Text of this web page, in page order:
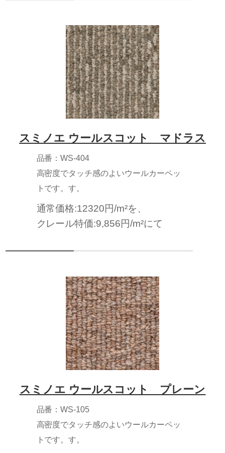
スミノエ ウールスコット マドラス
品番：WS-404
高密度でタッチ感のよいウールカーペッ
トです。す。
通常価格:12320円/m²を、
クレール特価:9,856円/m²にて
スミノエ ウールスコット プレーン
品番：WS-105
高密度でタッチ感のよいウールカーペッ
トです。す。